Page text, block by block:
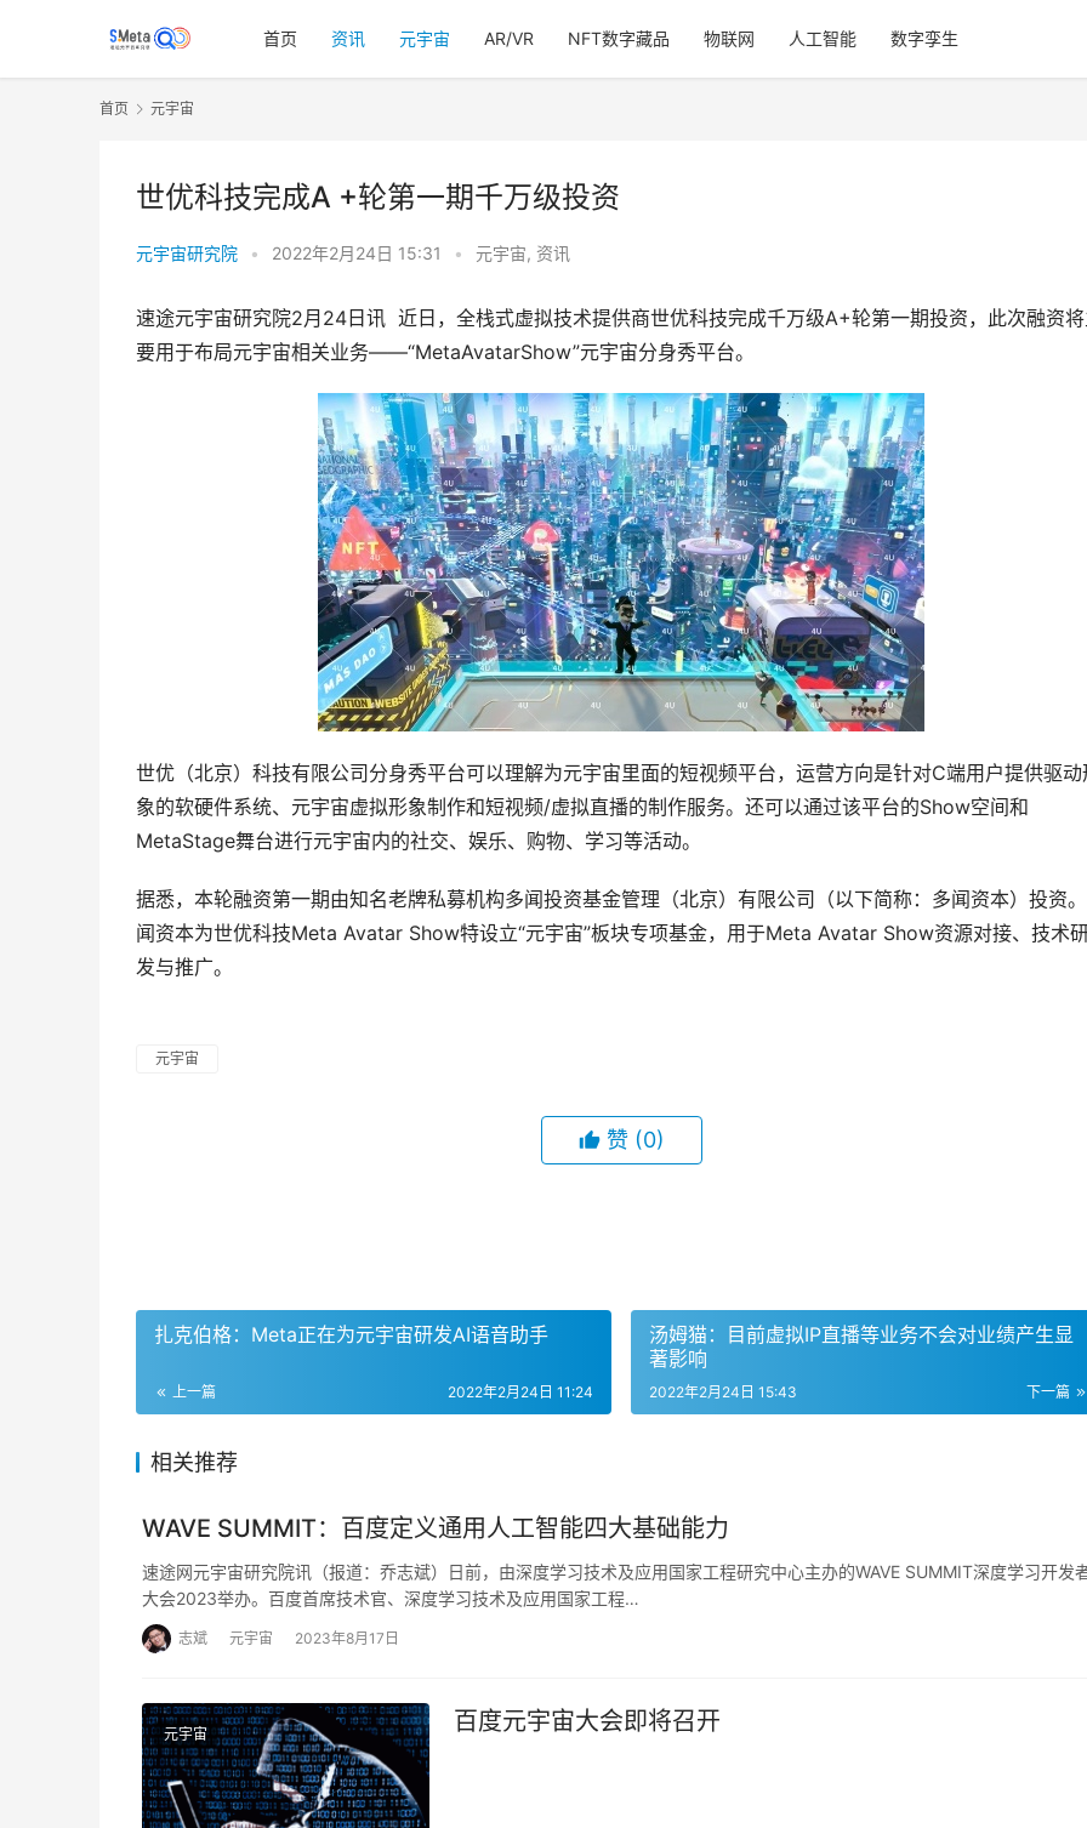
首页 资讯 元宇宙 AR/VR NFT数字藏品 物联网 人工智能 数字孪生
首页 元宇宙
世优科技完成A +轮第一期千万级投资
元宇宙研究院 • 2022年2月24日 15:31 • 元宇宙, 资讯
速途元宇宙研究院2月24日讯  近日，全栈式虚拟技术提供商世优科技完成千万级A+轮第一期投资，此次融资
要用于布局元宇宙相关业务——“MetaAvatarShow”元宇宙分身秀平台。
世优（北京）科技有限公司分身秀平台可以理解为元宇宙里面的短视频平台，运营方向是针对C端用户提供驱动
象的软硬件系统、元宇宙虚拟形象制作和短视频/虚拟直播的制作服务。还可以通过该平台的Show空间和
MetaStage舞台进行元宇宙内的社交、娱乐、购物、学习等活动。
据悉，本轮融资第一期由知名老牌私募机构多闻投资基金管理（北京）有限公司（以下简称：多闻资本）投资
闻资本为世优科技Meta Avatar Show特设立“元宇宙”板块专项基金，用于Meta Avatar Show资源对接、技术
发与推广。
元宇宙
赞 (0)
扎克伯格：Meta正在为元宇宙研发AI语音助手
上一篇 2022年2月24日 11:24
汤姆猫：目前虚拟IP直播等业务不会对业绩产生显
著影响
下一篇
2022年2月24日 15:43
相关推荐
WAVE SUMMIT：百度定义通用人工智能四大基础能力
速途网元宇宙研究院讯（报道：乔志斌）日前，由深度学习技术及应用国家工程研究中心主办的WAVE SUMMIT深度学习开发
大会2023举办。百度首席技术官、深度学习技术及应用国家工程…
志斌 元宇宙 2023年8月17日
元宇宙 百度元宇宙大会即将召开